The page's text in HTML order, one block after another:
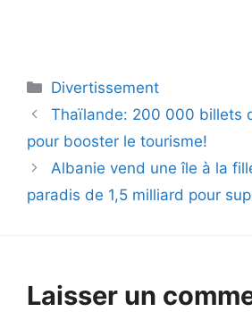
Catégories
Divertissement
Thaïlande: 200 000 billets
pour booster le tourisme!
Albanie vend une île à la
paradis de 1,5 milliard pour
Laisser un